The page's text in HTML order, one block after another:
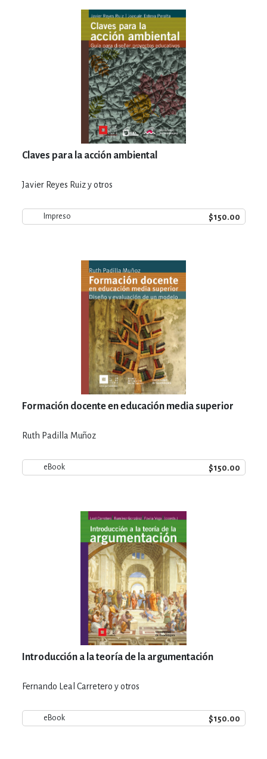
Claves para la acción ambiental
Javier Reyes Ruiz y otros
Impreso $150.00
Formación docente en educación media superior
Ruth Padilla Muñoz
eBook $150.00
Introducción a la teoría de la argumentación
Fernando Leal Carretero y otros
eBook $150.00